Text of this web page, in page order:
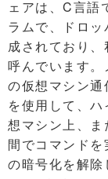
ェアは、C言語
ラムで、ドロ
成されており
呼んでいます
の仮想マシン
を使用して、
想マシン上、
間でコマンド
の暗号化を解除